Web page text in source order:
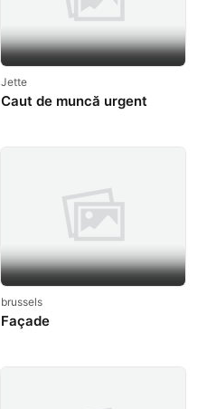
Jette
Caut de muncă urgent
brussels
Façade